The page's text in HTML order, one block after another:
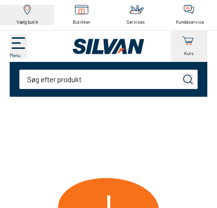
Vælg butik Butikker Services Kundeservice
Menu Kurv
Søg